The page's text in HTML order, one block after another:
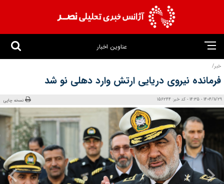
عناوین اخبار
خبر/
فرمانده نیروی دریایی ارتش وارد دهلی نو شد
1404/11/29 - 14:35 - کد خبر: 156244 نسخه چاپی